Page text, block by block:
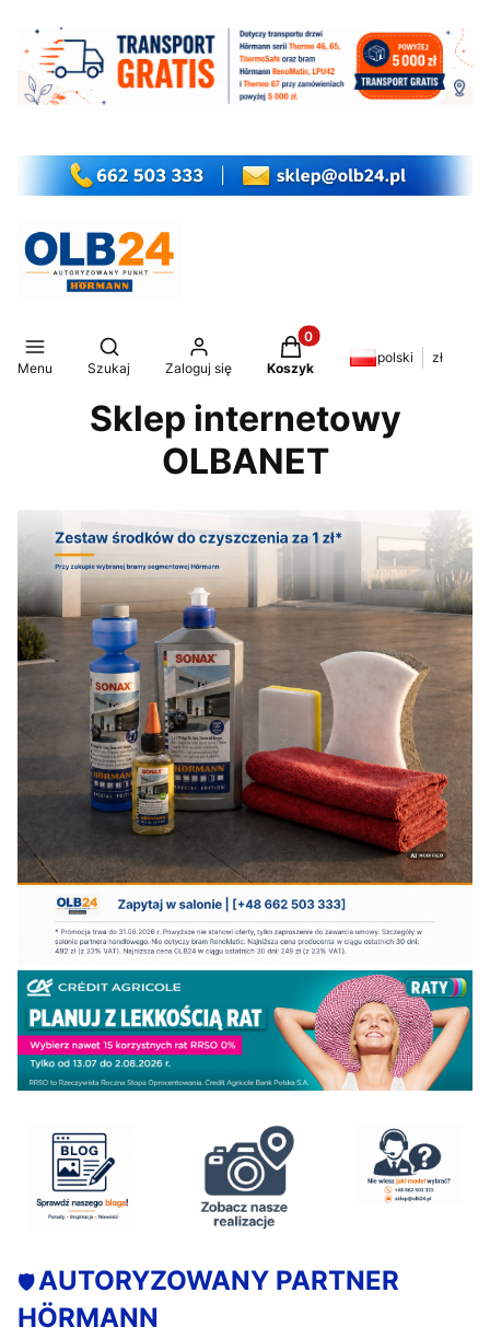
Menu
Otwórz wyszukiwarkę
Szukaj Zaloguj się
Produkty w koszyku: 0.
Koszyk
polski zł
Sklep internetowy
OLBANET
🛡️AUTORYZOWANY PARTNER
HÖRMANN